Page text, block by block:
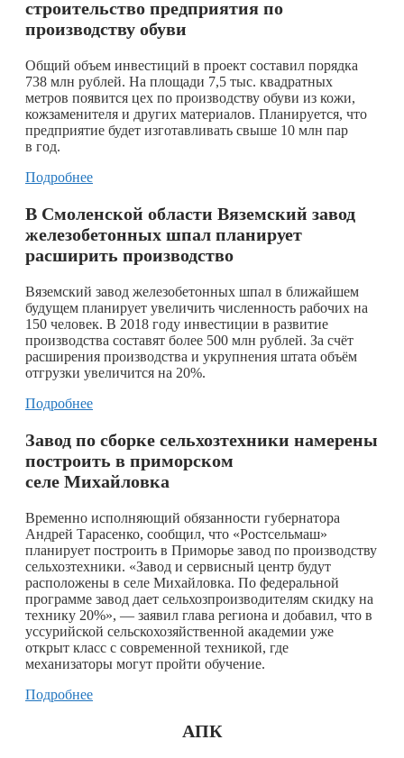
строительство предприятия по
производству обуви
Общий объем инвестиций в проект составил порядка
738 млн рублей. На площади 7,5 тыс. квадратных
метров появится цех по производству обуви из кожи,
кожзаменителя и других материалов. Планируется, что
предприятие будет изготавливать свыше 10 млн пар
в год.
Подробнее
В Смоленской области Вяземский завод
железобетонных шпал планирует
расширить производство
Вяземский завод железобетонных шпал в ближайшем
будущем планирует увеличить численность рабочих на
150 человек. В 2018 году инвестиции в развитие
производства составят более 500 млн рублей. За счёт
расширения производства и укрупнения штата объём
отгрузки увеличится на 20%.
Подробнее
Завод по сборке сельхозтехники намерены
построить в приморском
селе Михайловка
Временно исполняющий обязанности губернатора
Андрей Тарасенко, сообщил, что «Ростсельмаш»
планирует построить в Приморье завод по производству
сельхозтехники. «Завод и сервисный центр будут
расположены в селе Михайловка. По федеральной
программе завод дает сельхозпроизводителям скидку на
технику 20%», — заявил глава региона и добавил, что в
уссурийской сельскохозяйственной академии уже
открыт класс с современной техникой, где
механизаторы могут пройти обучение.
Подробнее
АПК